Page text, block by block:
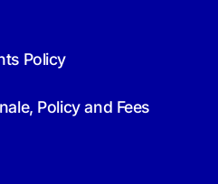
Policy
Policy and Fees